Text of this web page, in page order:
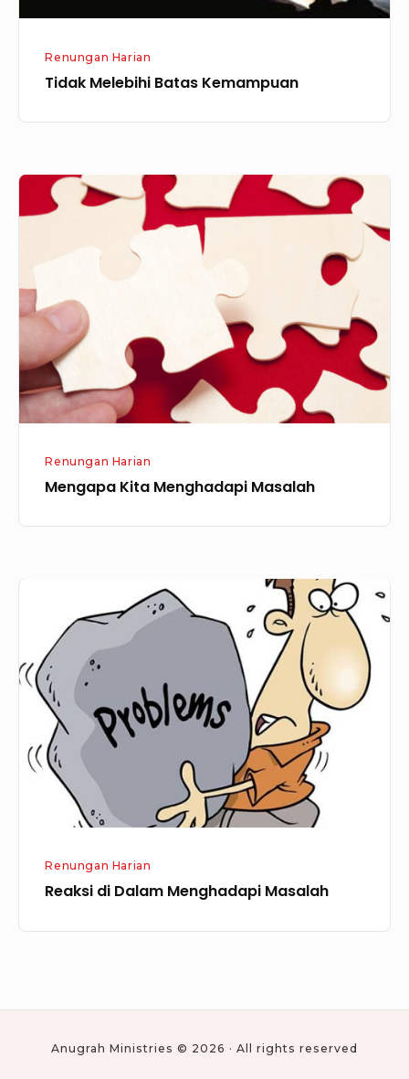
Renungan Harian
Tidak Melebihi Batas Kemampuan
Mengapa
Kita
Renungan Harian
Mengapa Kita Menghadapi Masalah
Dalam
Menghadapi
Masalah
Renungan Harian
Reaksi di Dalam Menghadapi Masalah
Anugrah Ministries © 2026 · All rights reserved